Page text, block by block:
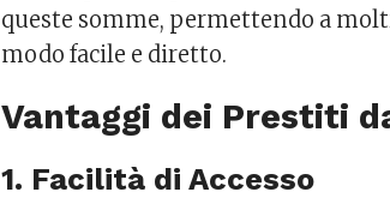
queste somme, permettendo a
modo facile e diretto.
Vantaggi dei Prestiti
1. Facilità di Accesso